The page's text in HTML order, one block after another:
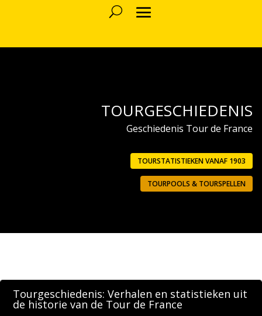
TOURGESCHIEDENIS
Geschiedenis Tour de France
TOURSTATISTIEKEN VANAF 1903
TOURPOOLS & TOURSPELLEN
Tourgeschiedenis: Verhalen en statistieken uit
de historie van de Tour de France